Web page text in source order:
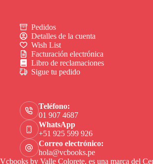
Pedidos
Detalles de la cuenta
Wish List
Facturación electrónica
Libro de reclamaciones
Sigue tu pedido
Teléfono:
01 907 4687
WhatsApp
+51 925 599 926
Correo electrónico:
hola@vcbooks.pe
Vcbooks by Valle Colorete, es una marca del